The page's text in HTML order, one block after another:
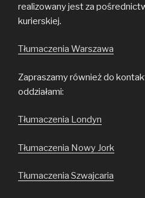
realizowany jest za
kurierskiej.
Tłumaczenia Warszawa
Zapraszamy również do
oddziałami:
Tłumaczenia Londyn
Tłumaczenia Nowy Jork
Tłumaczenia Szwajcaria